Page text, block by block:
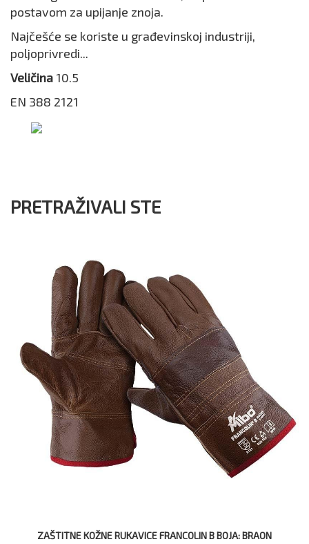
postavom za upijanje znoja.
Najčešće se koriste u građevinskoj industriji,
poljoprivredi...
Veličina 10.5
EN 388 2121
PRETRAŽIVALI STE
ZAŠTITNE KOŽNE RUKAVICE FRANCOLIN B BOJA: BRAON